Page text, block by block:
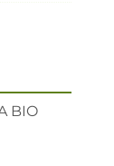
BIO